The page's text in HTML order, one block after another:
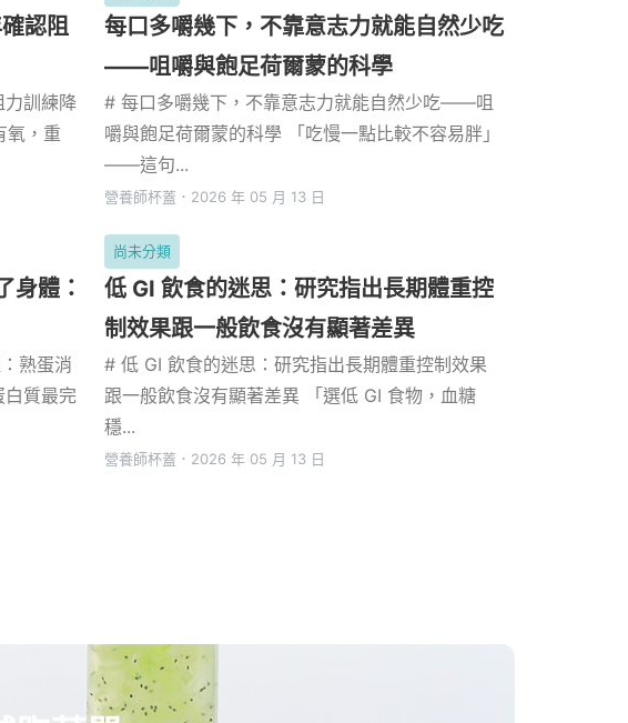
認阻
訓練降
氧，重
每口多嚼幾下，不靠意志力就能自然少吃
——咀嚼與飽足荷爾蒙的科學
# 每口多嚼幾下，不靠意志力就能自然少吃——咀
嚼與飽足荷爾蒙的科學 「吃慢一點比較不容易胖」
——這句...
營養師杯蓋 ． 2026 年 05 月 13 日
身體：
熟蛋消
白質最完
尚未分類
低 GI 飲食的迷思：研究指出長期體重控
制效果跟一般飲食沒有顯著差異
# 低 GI 飲食的迷思：研究指出長期體重控制效果
跟一般飲食沒有顯著差異 「選低 GI 食物，血糖
穩...
營養師杯蓋 ． 2026 年 05 月 13 日